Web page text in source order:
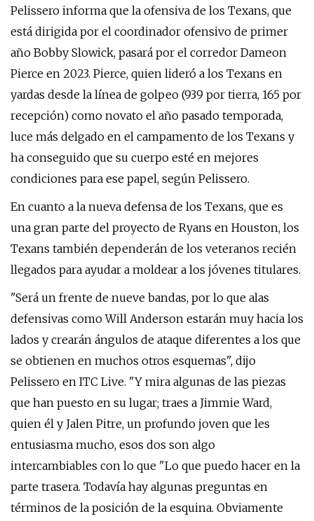
Pelissero informa que la ofensiva de los Texans, que
está dirigida por el coordinador ofensivo de primer
año Bobby Slowick, pasará por el corredor Dameon
Pierce en 2023. Pierce, quien lideró a los Texans en
yardas desde la línea de golpeo (939 por tierra, 165 por
recepción) como novato el año pasado temporada,
luce más delgado en el campamento de los Texans y
ha conseguido que su cuerpo esté en mejores
condiciones para ese papel, según Pelissero.
En cuanto a la nueva defensa de los Texans, que es
una gran parte del proyecto de Ryans en Houston, los
Texans también dependerán de los veteranos recién
llegados para ayudar a moldear a los jóvenes titulares.
"Será un frente de nueve bandas, por lo que alas
defensivas como Will Anderson estarán muy hacia los
lados y crearán ángulos de ataque diferentes a los que
se obtienen en muchos otros esquemas", dijo
Pelissero en ITC Live. "Y mira algunas de las piezas
que han puesto en su lugar; traes a Jimmie Ward,
quien él y Jalen Pitre, un profundo joven que les
entusiasma mucho, esos dos son algo
intercambiables con lo que "Lo que puedo hacer en la
parte trasera. Todavía hay algunas preguntas en
términos de la posición de la esquina. Obviamente